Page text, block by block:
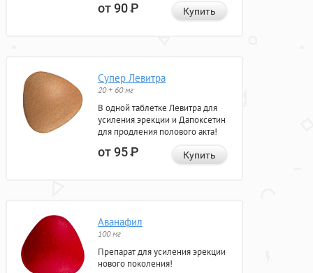
от 90Р Купить
Супер Левитра
20 + 60 мг
В одной таблетке Левитра для
усиления эрекции и Дапоксетин
для продления полового акта!
от 95Р Купить
Аванафил
100 мг
Препарат для усиления эрекции
нового поколения!